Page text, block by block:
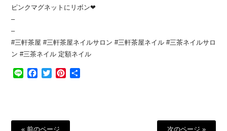
ピンクマグネットにリボン❤︎
–
–
#三軒茶屋 #三軒茶屋ネイルサロン #三軒茶屋ネイル #三茶ネイルサロ
ン #三茶ネイル 定額ネイル
Line Facebook
TwitterPinterest
« 前のページ 次のページ »